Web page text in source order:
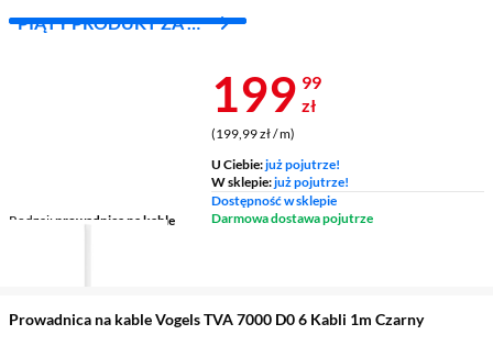
PIĄTY PRODUKT ZA 1
Rodzaj prowadnica na kable
Cena 199,99
199 99
zł
(199,99 zł / m)
U Ciebie:już pojutrze!
W sklepie:już pojutrze!
Dostępność w sklepie
Darmowa dostawa pojutrze
Prowadnica na kable Vogels TVA 7000 D0 6 Kabli 1m Czarny